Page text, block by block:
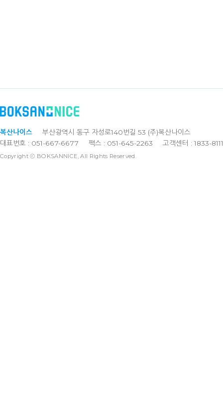
복산나이스
부산광역시 동구 자성로140번길 53 (주)복산나이스
대표번호 : 051-667-6677
팩스 : 051-645-2263 고객센터 : 1833-8111
Copyright ⓒ BOKSANNICE, All Rights Reserved.